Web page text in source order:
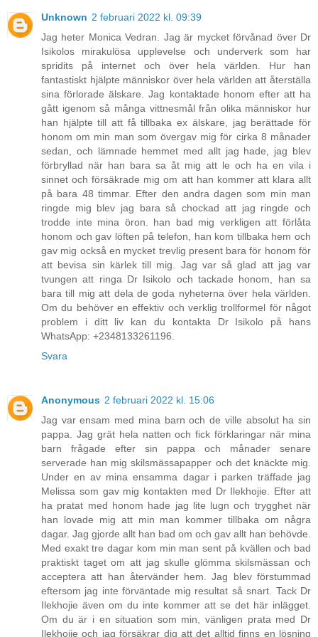
Unknown 2 februari 2022 kl. 09:39
Jag heter Monica Vedran. Jag är mycket förvånad över Dr
Isikolos mirakulösa upplevelse och underverk som har
spridits på internet och över hela världen. Hur han
fantastiskt hjälpte människor över hela världen att återställa
sina förlorade älskare. Jag kontaktade honom efter att ha
gått igenom så många vittnesmål från olika människor hur
han hjälpte till att få tillbaka ex älskare, jag berättade för
honom om min man som övergav mig för cirka 8 månader
sedan, och lämnade hemmet med allt jag hade, jag blev
förbryllad när han bara sa åt mig att le och ha en vila i
sinnet och försäkrade mig om att han kommer att klara allt
på bara 48 timmar. Efter den andra dagen som min man
ringde mig blev jag bara så chockad att jag ringde och
trodde inte mina öron. han bad mig verkligen att förlåta
honom och gav löften på telefon, han kom tillbaka hem och
gav mig också en mycket trevlig present bara för honom för
att bevisa sin kärlek till mig. Jag var så glad att jag var
tvungen att ringa Dr Isikolo och tackade honom, han sa
bara till mig att dela de goda nyheterna över hela världen.
Om du behöver en effektiv och verklig trollformel för något
problem i ditt liv kan du kontakta Dr Isikolo på hans
WhatsApp: +2348133261196.
Svara
Anonymous 2 februari 2022 kl. 15:06
Jag var ensam med mina barn och de ville absolut ha sin
pappa. Jag grät hela natten och fick förklaringar när mina
barn frågade efter sin pappa och månader senare
serverade han mig skilsmässapapper och det knäckte mig.
Under en av mina ensamma dagar i parken träffade jag
Melissa som gav mig kontakten med Dr Ilekhojie. Efter att
ha pratat med honom hade jag lite lugn och trygghet när
han lovade mig att min man kommer tillbaka om några
dagar. Jag gjorde allt han bad om och gav allt han behövde.
Med exakt tre dagar kom min man sent på kvällen och bad
praktiskt taget om att jag skulle glömma skilsmässan och
acceptera att han återvänder hem. Jag blev förstummad
eftersom jag inte förväntade mig resultat så snart. Tack Dr
Ilekhojie även om du inte kommer att se det här inlägget.
Om du är i en situation som min, vänligen prata med Dr
Ilekhojie och jag försäkrar dig att det alltid finns en lösning